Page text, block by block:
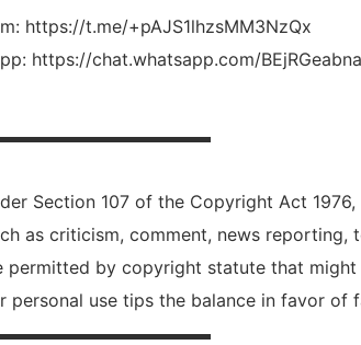
https://t.me/+pAJS1lhzsMM3NzQx
https://chat.whatsapp.com/
Section 107 of the Copyright Act
as criticism, comment, news reporting,
permitted by copyright statute that
personal use tips the balance in favor of